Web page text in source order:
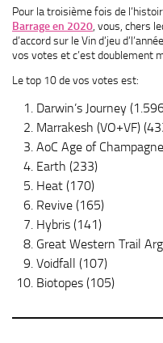
Pour la troisième fois de
Barrage en 2020 , vous, chers
d’accord sur le Vin d’jeu
vos votes et c’est doublement
Le top 10 de vos votes est:
Darwin’s Journey
Marrakesh (VO+VF)
AoC Age of
Earth (233)
Heat (170)
Revive (165)
Hybris (141)
Great Western Trail
Voidfall (107)
Biotopes (105)